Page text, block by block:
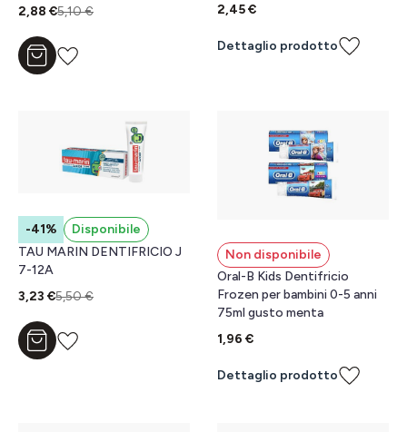
2,88 €5,10 €
Aggiungi al carrello
2,45 €
Dettaglio prodotto
-41%
Disponibile
TAU MARIN DENTIFRICIO J
7-12A
3,23 €5,50 €
Aggiungi al carrello
Non disponibile
Oral-B Kids Dentifricio
Frozen per bambini 0-5 anni
75ml gusto menta
1,96 €
Dettaglio prodotto